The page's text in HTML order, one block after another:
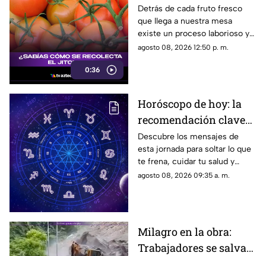
0:36
los jornaleros y el
cuidado en el campo
Detrás de cada fruto fresco
que llega a nuestra mesa
existe un proceso laborioso y
tradicional conocido como la
agosto 08, 2026 12:50 p. m.
Horóscopo de hoy: la
recomendación clave
para tu signo este
sábado
Descubre los mensajes de
esta jornada para soltar lo que
te frena, cuidar tu salud y
renovar tu energía en la playa o
agosto 08, 2026 09:35 a. m.
Milagro en la obra:
Trabajadores se salvan